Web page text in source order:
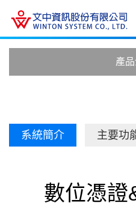
產
系統簡介 主要功
數位憑證